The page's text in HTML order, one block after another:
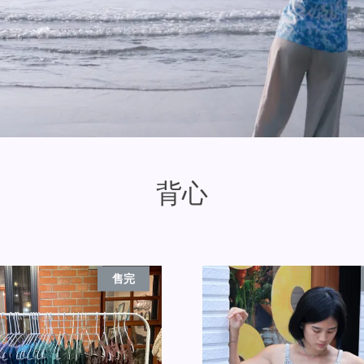
背心
售完